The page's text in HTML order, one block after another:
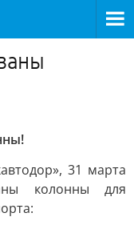
31 марта
колонны для